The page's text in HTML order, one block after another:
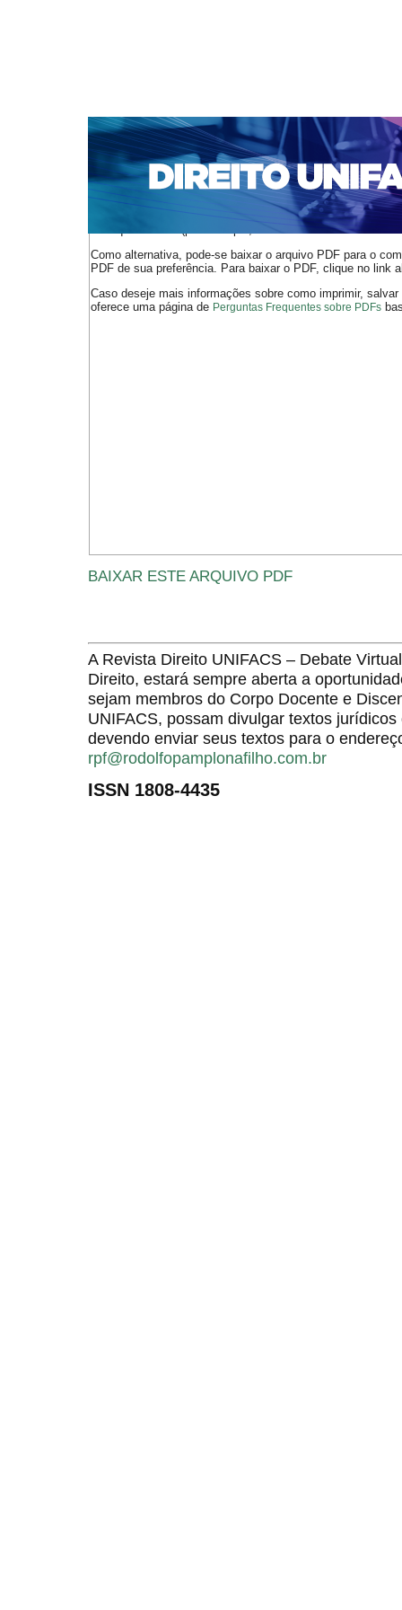
CAPA SOBRE ACESSO CADASTRO
NOTÍCIAS
EDIÇÕES DE Nº 1 A 100 WEBMAIL
Capa>n. 312 (2026) > Vieira
O arquivo PDF selecionado deve ser carregado no
de arquivos PDF (por exemplo, uma versão atual do
Como alternativa, pode-se baixar o arquivo PDF para o
PDF de sua preferência. Para baixar o PDF, clique no link
Caso deseje mais informações sobre como imprimir,
oferece uma página de Perguntas Frequentes sobre PDFs
BAIXAR ESTE ARQUIVO PDF
A Revista Direito UNIFACS – Debate
Direito, estará sempre aberta a
sejam membros do Corpo Docente e
UNIFACS, possam divulgar textos
devendo enviar seus textos para o
rpf@rodolfopamplonafilho.com.br
ISSN 1808-4435